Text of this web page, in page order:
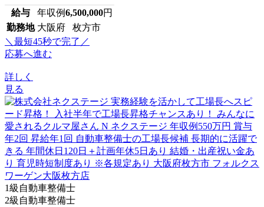
給与 年収例6,500,000円
勤務地 大阪府 枚方市
＼最短45秒で完了／
応募へ進む
詳しく
見る
1級自動車整備士
2級自動車整備士